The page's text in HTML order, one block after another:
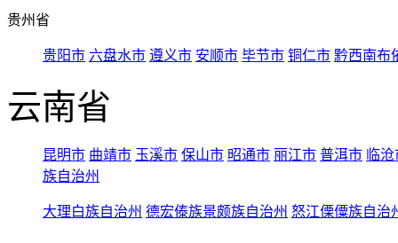
贵州省
贵阳市 六盘水市 遵义市 安顺市 毕节市 铜仁市 黔西南布
云南省
昆明市 曲靖市 玉溪市 保山市 昭通市 丽江市 普洱市 临
族自治州
大理白族自治州 德宏傣族景颇族自治州 怒江傈僳族自治